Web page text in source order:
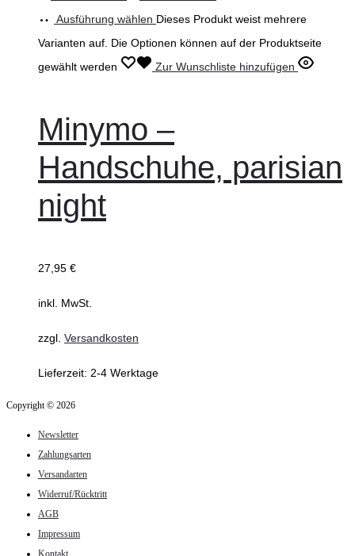
Ausführung wählen Dieses Produkt weist mehrere
Varianten auf. Die Optionen können auf der Produktseite
gewählt werden
Zur Wunschliste hinzufügen
Minymo –
Handschuhe, parisian
night
27,95 €
inkl. MwSt.
zzgl. Versandkosten
Lieferzeit: 2-4 Werktage
Copyright © 2026
Newsletter
Zahlungsarten
Versandarten
Widerruf/Rücktritt
AGB
Impressum